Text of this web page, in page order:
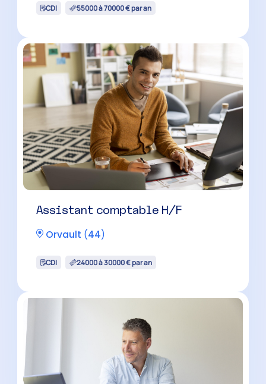
CDI 55000 à 70000 € par an
Assistant comptable H/F
Orvault (44)
CDI 24000 à 30000 € par an